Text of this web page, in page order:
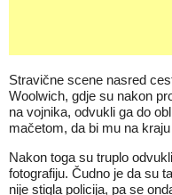
Stravične scene nasred
Woolwich, gdje su nakon
na vojnika, odvukli ga do
mačetom, da bi mu na
Nakon toga su truplo
fotografiju. Čudno je da su
nije stigla policija, pa se